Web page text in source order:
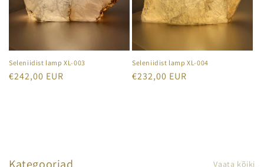
Seleniidist lamp XL-003
Tavahind
€242,00 EUR
Seleniidist lamp XL-004
Tavahind
€232,00 EUR
Vaata kõiki